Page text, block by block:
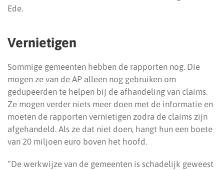
Ede.
Vernietigen
Sommige gemeenten hebben de rapporten nog. Die
mogen ze van de AP alleen nog gebruiken om
gedupeerden te helpen bij de afhandeling van claims.
Ze mogen verder niets meer doen met de informatie en
moeten de rapporten vernietigen zodra de claims zijn
afgehandeld. Als ze dat niet doen, hangt hun een boete
van 20 miljoen euro boven het hoofd.
“De werkwijze van de gemeenten is schadelijk geweest